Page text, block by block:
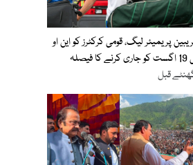
پریمیئر لیگ، قومی کرکٹرز کو این او